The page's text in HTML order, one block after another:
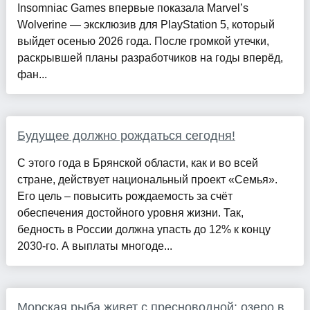
Insomniac Games впервые показала Marvel’s
Wolverine — эксклюзив для PlayStation 5, который
выйдет осенью 2026 года. После громкой утечки,
раскрывшей планы разработчиков на годы вперёд,
фан...
Будущее должно рождаться сегодня!
С этого года в Брянской области, как и во всей
стране, действует национальный проект «Семья».
Его цель – повысить рождаемость за счёт
обеспечения достойного уровня жизни. Так,
бедность в России должна упасть до 12% к концу
2030-го. А выплаты многоде...